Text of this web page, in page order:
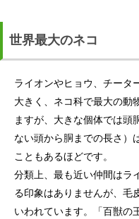
世界最大のネコ
ライオンやヒョウ、チータ
大きく、ネコ科で最大の動
ますが、大きな個体では
ない頭から胴までの長さ）
こともあるほどです。
分類上、最も近い仲間はラ
る印象はありませんが、毛
いわれています。「百獣の